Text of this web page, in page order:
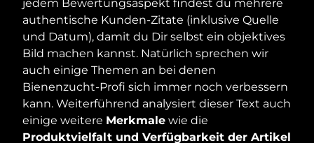
jedem Bewertungsaspekt findest du mehrere
authentische Kunden-Zitate (inklusive Quelle
und Datum), damit du Dir selbst ein objektives
Bild machen kannst. Natürlich sprechen wir
auch einige Themen an bei denen
Bienenzucht-Profi sich immer noch verbessern
kann. Weiterführend analysiert dieser Text auch
einige weitere Merkmale wie die
Produktvielfalt und Verfügbarkeit der Artikel